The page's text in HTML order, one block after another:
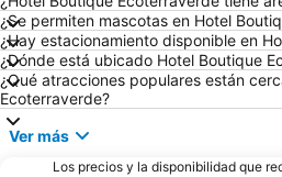
¿Se permiten mascotas en Hotel
¿Hay estacionamiento disponible en
¿Dónde está ubicado Hotel Boutique
¿Qué atracciones populares están
Ecoterraverde?
Ver más
Los precios y la disponibilidad que